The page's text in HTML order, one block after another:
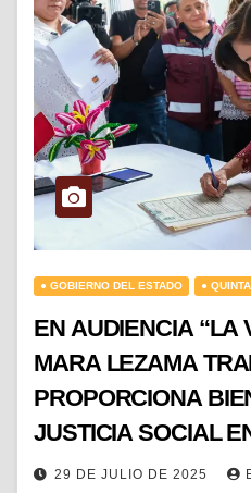
● GOBIERNO DEL ESTADO ●
EN AUDIENCIA “LA
MARA LEZAMA
PROPORCIONA
JUSTICIA SOCIAL
29 DE JULIO DE 2025